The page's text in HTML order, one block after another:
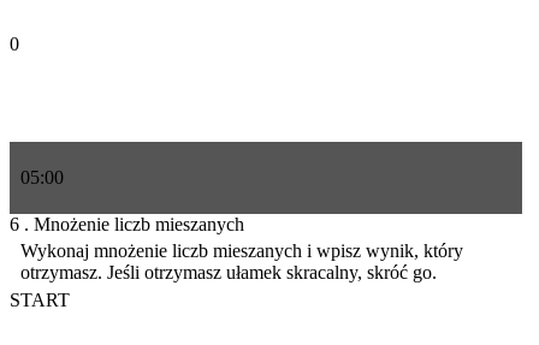
0
05:00
6 . Mnożenie liczb mieszanych
Wykonaj mnożenie liczb mieszanych i wpisz wynik, który
otrzymasz. Jeśli otrzymasz ułamek skracalny, skróć go.
START